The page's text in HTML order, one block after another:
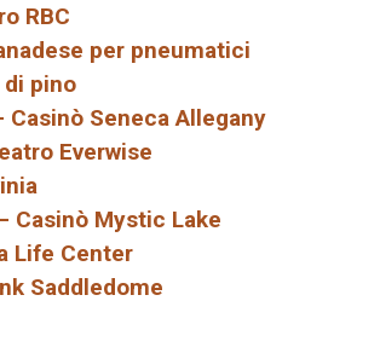
RBC
per pneumatici
di pino
Casinò Seneca Allegany
Everwise
Casinò Mystic Lake
Life Center
Saddledome